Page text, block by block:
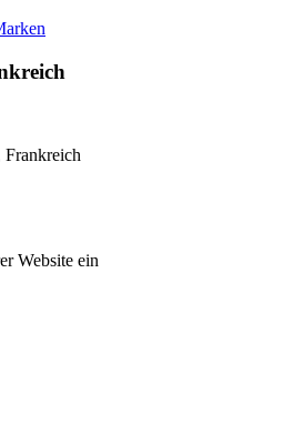
Website ein